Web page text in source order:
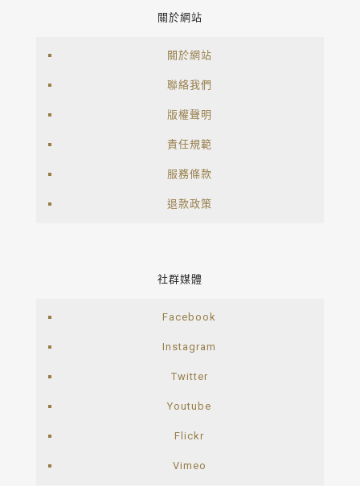
關於網站
關於網站
聯絡我們
版權聲明
責任規範
服務條款
退款政策
社群媒體
Facebook
Instagram
Twitter
Youtube
Flickr
Vimeo